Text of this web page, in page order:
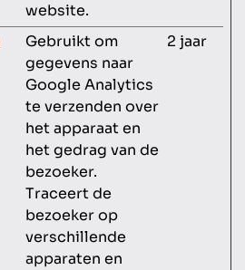
website.
Gebruikt om
gegevens naar
Google Analytics
te verzenden over
het apparaat en
het gedrag van de
bezoeker.
Traceert de
bezoeker op
verschillende
apparaten en
2 jaar